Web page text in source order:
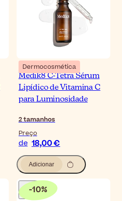
Dermocosmética
Medik8 C-Tetra Sérum
Lipídico de Vitamina C
para Luminosidade
2tamanhos
Preço
de 18,00 €
Adicionar
-10%